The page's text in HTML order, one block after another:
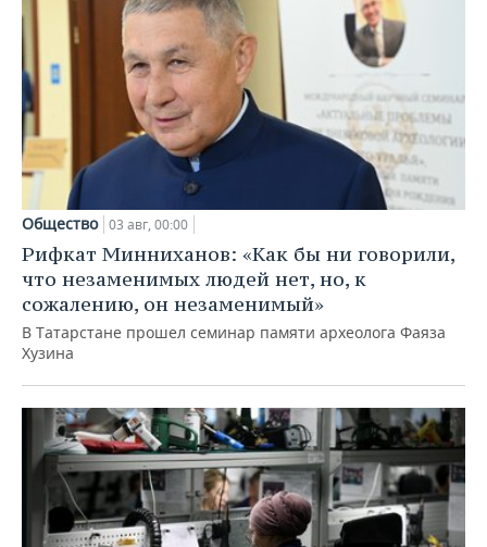
Общество 03 авг, 00:00
Рифкат Минниханов: «Как бы ни говорили,
что незаменимых людей нет, но, к
сожалению, он незаменимый»
В Татарстане прошел семинар памяти археолога Фаяза
Хузина